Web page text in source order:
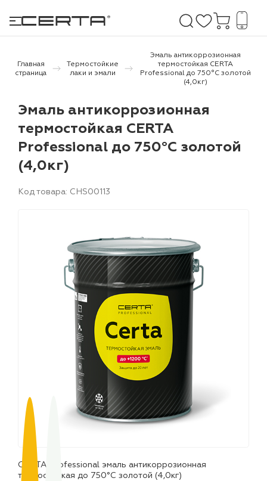
и дачи
бетону,
и эмали
Главная
страница
Термостойкие
лаки и эмали
Эмаль антикоррозионная
термостойкая CERTA
Professional до 750°С золотой
(4,0кг)
Эмаль антикоррозионная
термостойкая CERTA
Professional до 750°С золотой
(4,0кг)
Код товара: CHS00113
CERTA Professional эмаль антикоррозионная
термостойкая до 750°С золотой (4,0кг)